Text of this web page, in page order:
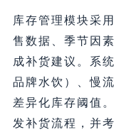
库存管理模块采
售数据、季节因
成补货建议。系
品牌水饮）、慢
差异化库存阈值
发补货流程，并